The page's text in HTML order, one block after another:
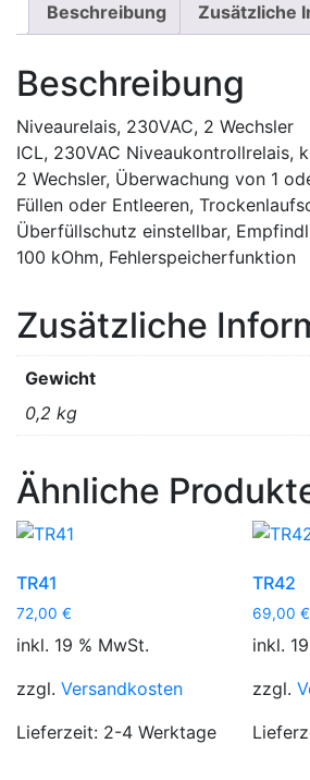
Beschreibung Zusätzliche
Beschreibung
Niveaurelais, 230VAC, 2 Wechsler
ICL, 230VAC Niveaukontrollrelais,
2 Wechsler, Überwachung von 1
Füllen oder Entleeren,
Überfüllschutz einstellbar,
100 kOhm, Fehlerspeicherfunktion
Zusätzliche
Gewicht
0,2 kg
Ähnliche
TR41
72,00 €
inkl. 19 % MwSt.
zzgl. Versandkosten
Lieferzeit: 2-4 Werktage
TR42
69,00€
inkl.
zzgl.